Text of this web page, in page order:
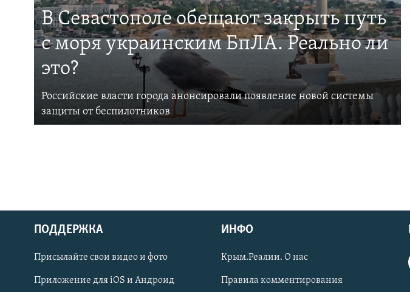
Українською
Qırımtatar
В Севастополе обещают закрыть путь
с моря украинским БпЛА. Реально ли
это?
Российские власти города анонсировали появление новой системы
защиты от беспилотников
ПОДДЕРЖКА
Присылайте свои видео и фото
Приложение для iOS и Андроид
ИНФО
Крым.Реалии. О нас
Правила комментирования